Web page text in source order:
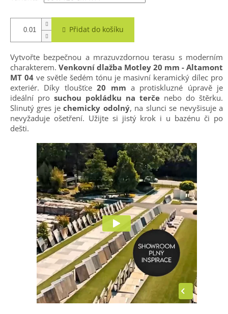
Přidat do košíku
Vytvořte bezpečnou a mrazuvzdornou terasu s moderním
charakterem. Venkovní dlažba Motley 20 mm - Altamont
MT 04 ve světle šedém tónu je masivní keramický dílec pro
exteriér. Díky tloušťce20 mm a protiskluzné úpravě je
ideální pro suchou pokládku na terče nebo do štěrku.
Slinutý gres jechemicky odolný, na slunci se nevyšisuje a
nevyžaduje ošetření. Užijte si jistý krok i u bazénu či po
dešti.